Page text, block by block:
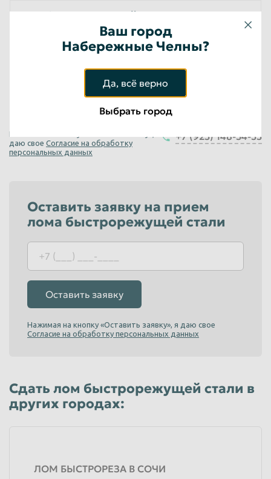
Лом быстрорежущей стали Р12
руб/кг
Нажимая на кнопку «Оставить заявку», я
даю свое Согласие на обработку
персональных данных
+7 (923) 148-54-33
Оставить заявку на прием
лома быстрорежущей стали
Оставить заявку
Нажимая на кнопку «Оставить заявку», я даю свое
Согласие на обработку персональных данных
Сдать лом быстрорежущей стали в
других городах:
ЛОМ БЫСТРОРЕЗА В СОЧИ
Ваш город
Набережные Челны?
Да, всё верно
Выбрать город